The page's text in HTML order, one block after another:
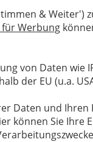
& Weiter')
Werbung
von Daten wie
der EU (u.a.
Daten und Ihren
können Sie Ihre